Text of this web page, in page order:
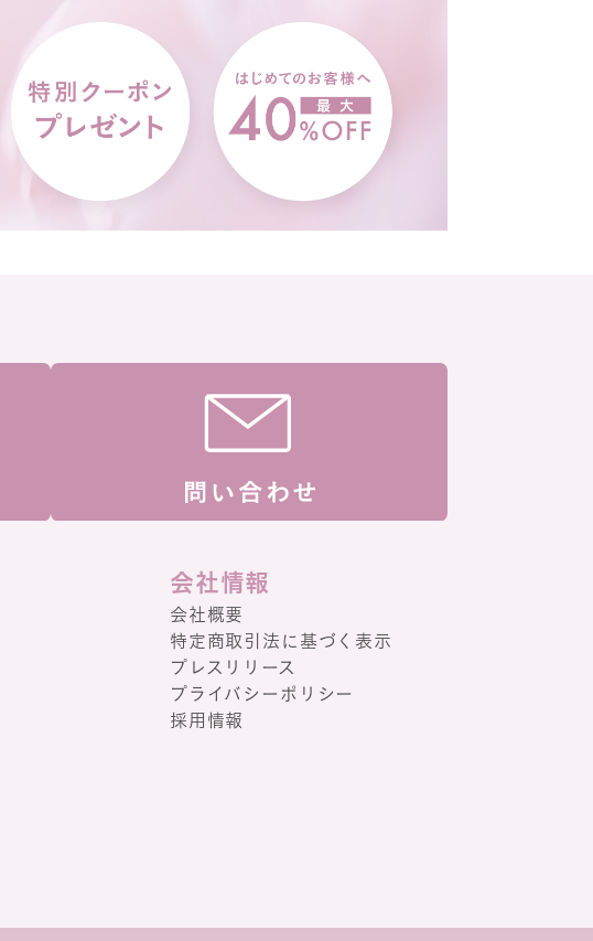
会社情報
会社概要
特定商取引法に基づく表示
プレスリリース
プライバシーポリシー
採用情報